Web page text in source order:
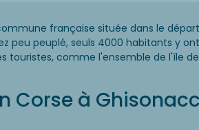
française située dans le
peu peuplé, seuls 4000 habitants y
touristes, comme l'ensemble de l'île
Corse à